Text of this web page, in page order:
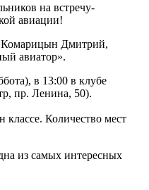
на встречу-
авиации!
Комарицын Дмитрий,
авиатор».
в 13:00 в клубе
пр. Ленина, 50).
классе. Количество мест
из самых интересных